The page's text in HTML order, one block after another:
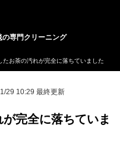
専門クリーニング
たお茶の汚れが完全に落ちていました
29 10:29 最終更新
完全に落ちていま